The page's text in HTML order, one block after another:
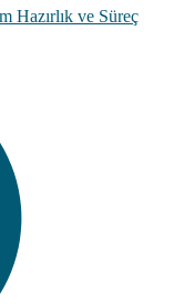
Hazırlık ve Süreç